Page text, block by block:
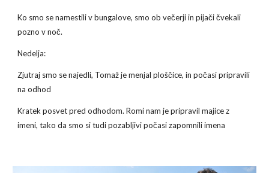
Ko smo se namestili v bungalove, smo ob večerji in pijači čvekali
pozno v noč.
Nedelja:
Zjutraj smo se najedli, Tomaž je menjal ploščice, in počasi pripravili
na odhod
Kratek posvet pred odhodom. Romi nam je pripravil majice z
imeni, tako da smo si tudi pozabljivi počasi zapomnili imena